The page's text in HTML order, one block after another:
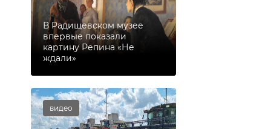
В Радищевском музее
впервые показали
картину Репина «Не
ждали»
видео